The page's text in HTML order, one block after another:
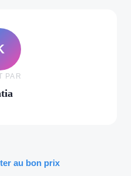
PAR
au bon prix